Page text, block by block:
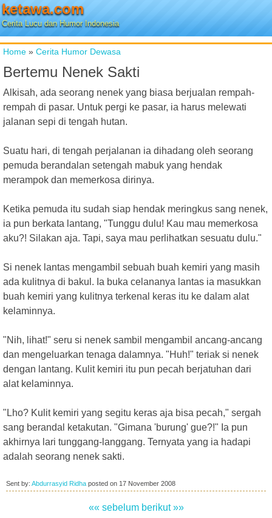
ketawa.com
Cerita Lucu dan Humor Indonesia
Home » Cerita Humor Dewasa
Bertemu Nenek Sakti
Alkisah, ada seorang nenek yang biasa berjualan rempah-
rempah di pasar. Untuk pergi ke pasar, ia harus melewati
jalanan sepi di tengah hutan.
Suatu hari, di tengah perjalanan ia dihadang oleh seorang
pemuda berandalan setengah mabuk yang hendak
merampok dan memerkosa dirinya.
Ketika pemuda itu sudah siap hendak meringkus sang nenek,
ia pun berkata lantang, "Tunggu dulu! Kau mau memerkosa
aku?! Silakan aja. Tapi, saya mau perlihatkan sesuatu dulu."
Si nenek lantas mengambil sebuah buah kemiri yang masih
ada kulitnya di bakul. Ia buka celananya lantas ia masukkan
buah kemiri yang kulitnya terkenal keras itu ke dalam alat
kelaminnya.
"Nih, lihat!" seru si nenek sambil mengambil ancang-ancang
dan mengeluarkan tenaga dalamnya. "Huh!" teriak si nenek
dengan lantang. Kulit kemiri itu pun pecah berjatuhan dari
alat kelaminnya.
"Lho? Kulit kemiri yang segitu keras aja bisa pecah," sergah
sang berandal ketakutan. "Gimana 'burung' gue?!" Ia pun
akhirnya lari tunggang-langgang. Ternyata yang ia hadapi
adalah seorang nenek sakti.
Sent by: Abdurrasyid Ridha posted on 17 November 2008
«« sebelum berikut »»